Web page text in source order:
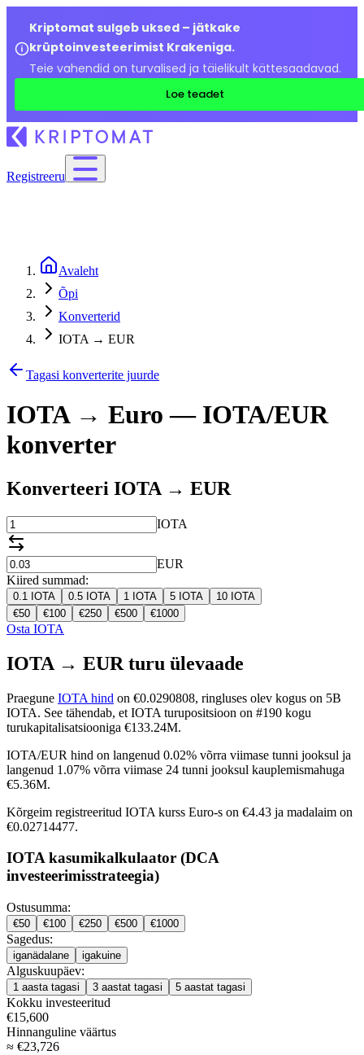
Kriptomat sulgeb uksed – jätkake
krüptoinvesteerimist Krakeniga.
Teie vahendid on turvalised ja täielikult kättesaadavad.
Loe teadet
Registreeru
Avaleht
Õpi
Konverterid
IOTA → EUR
Tagasi konverterite juurde
IOTA → Euro — IOTA/EUR
konverter
Konverteeri IOTA → EUR
IOTA
EUR
Kiired summad:
0.1 IOTA 0.5 IOTA 1 IOTA 5 IOTA 10 IOTA
€50 €100 €250 €500 €1000
Osta IOTA
IOTA → EUR turu ülevaade
Praegune IOTA hind on €0.0290808, ringluses olev kogus on 5B
IOTA. See tähendab, et IOTA turupositsioon on #190 kogu
turukapitalisatsiooniga €133.24M.
IOTA/EUR hind on langenud 0.02% võrra viimase tunni jooksul ja
langenud 1.07% võrra viimase 24 tunni jooksul kauplemismahuga
€5.36M.
Kõrgeim registreeritud IOTA kurss Euro-s on €4.43 ja madalaim on
€0.02714477.
IOTA kasumikalkulaator (DCA
investeerimisstrateegia)
Ostusumma:
€50 €100 €250 €500 €1000
Sagedus:
iganädalane igakuine
Alguskuupäev:
1 aasta tagasi 3 aastat tagasi 5 aastat tagasi
Kokku investeeritud
€15,600
Hinnanguline väärtus
≈ €23,726